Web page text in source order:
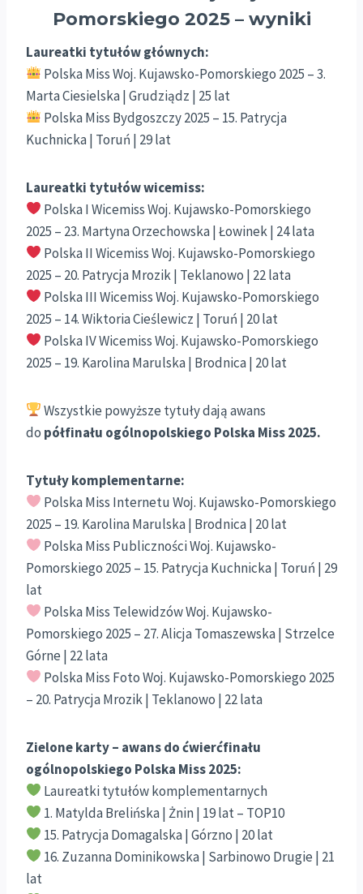
Pomorskiego 2025 – wyniki
Laureatki tytułów głównych:
Polska Miss Woj. Kujawsko-Pomorskiego 2025 – 3.
Marta Ciesielska | Grudziądz | 25 lat
Polska Miss Bydgoszczy 2025 – 15. Patrycja
Kuchnicka | Toruń | 29 lat
Laureatki tytułów wicemiss:
Polska I Wicemiss Woj. Kujawsko-Pomorskiego
2025 – 23. Martyna Orzechowska | Łowinek | 24 lata
Polska II Wicemiss Woj. Kujawsko-Pomorskiego
2025 – 20. Patrycja Mrozik | Teklanowo | 22 lata
Polska III Wicemiss Woj. Kujawsko-Pomorskiego
2025 – 14. Wiktoria Cieślewicz | Toruń | 20 lat
Polska IV Wicemiss Woj. Kujawsko-Pomorskiego
2025 – 19. Karolina Marulska | Brodnica | 20 lat
Wszystkie powyższe tytuły dają awans
do półfinału ogólnopolskiego Polska Miss 2025.
Tytuły komplementarne:
Polska Miss Internetu Woj. Kujawsko-Pomorskiego
2025 – 19. Karolina Marulska | Brodnica | 20 lat
Polska Miss Publiczności Woj. Kujawsko-
Pomorskiego 2025 – 15. Patrycja Kuchnicka | Toruń | 29
lat
Polska Miss Telewidzów Woj. Kujawsko-
Pomorskiego 2025 – 27. Alicja Tomaszewska | Strzelce
Górne | 22 lata
Polska Miss Foto Woj. Kujawsko-Pomorskiego 2025
– 20. Patrycja Mrozik | Teklanowo | 22 lata
Zielone karty – awans do ćwierćfinału
ogólnopolskiego Polska Miss 2025:
Laureatki tytułów komplementarnych
1. Matylda Brelińska | Żnin | 19 lat – TOP10
15. Patrycja Domagalska | Górzno | 20 lat
16. Zuzanna Dominikowska | Sarbinowo Drugie | 21
lat